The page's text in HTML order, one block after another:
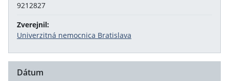
9212827
Zverejnil:
Univerzitná nemocnica Bratislava
Dátum